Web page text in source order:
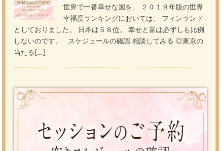
世界で一番幸せな国を、 ２０１９年版の世界
幸福度ランキングにおいては、 フィンランド
としておりました。 日本は５８位。 幸せと富は必ずしも比例
しないのです。 スケジュールの確認 相談してみる ◎東京の
当たる[…]